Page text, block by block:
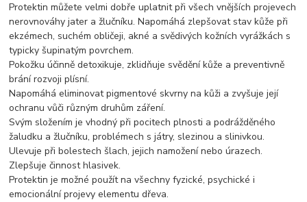
Protektin můžete velmi dobře uplatnit při všech vnějších projevech
nerovnováhy jater a žlučníku. Napomáhá zlepšovat stav kůže při
ekzémech, suchém obličeji, akné a svědivých kožních vyrážkách s
typicky šupinatým povrchem.
Pokožku účinně detoxikuje, zklidňuje svědění kůže a preventivně
brání rozvoji plísní.
Napomáhá eliminovat pigmentové skvrny na kůži a zvyšuje její
ochranu vůči různým druhům záření.
Svým složením je vhodný při pocitech plnosti a podrážděného
žaludku a žlučníku, problémech s játry, slezinou a slinivkou.
Ulevuje při bolestech šlach, jejich namožení nebo úrazech.
Zlepšuje činnost hlasivek.
Protektin je možné použít na všechny fyzické, psychické i
emocionální projevy elementu dřeva.